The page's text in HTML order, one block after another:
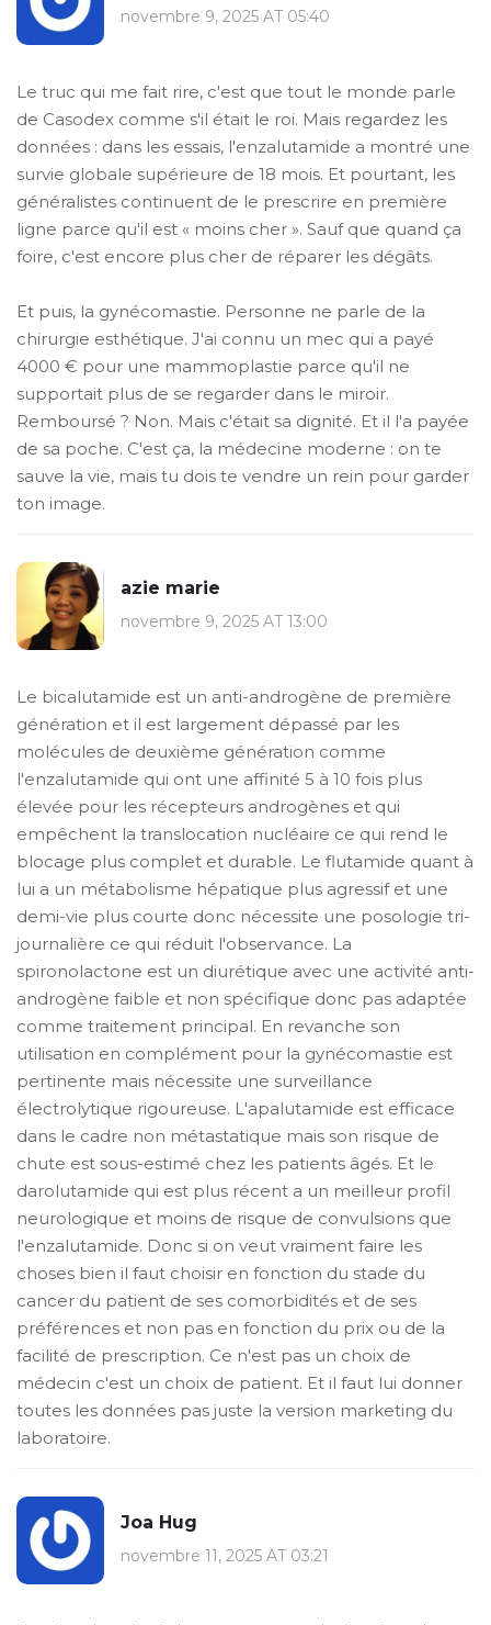
novembre 9, 2025 AT 05:40
Le truc qui me fait rire, c'est que tout le monde parle
de Casodex comme s'il était le roi. Mais regardez les
données : dans les essais, l'enzalutamide a montré une
survie globale supérieure de 18 mois. Et pourtant, les
généralistes continuent de le prescrire en première
ligne parce qu'il est « moins cher ». Sauf que quand ça
foire, c'est encore plus cher de réparer les dégâts.
Et puis, la gynécomastie. Personne ne parle de la
chirurgie esthétique. J'ai connu un mec qui a payé
4000 € pour une mammoplastie parce qu'il ne
supportait plus de se regarder dans le miroir.
Remboursé ? Non. Mais c'était sa dignité. Et il l'a payée
de sa poche. C'est ça, la médecine moderne : on te
sauve la vie, mais tu dois te vendre un rein pour garder
ton image.
azie marie
novembre 9, 2025 AT 13:00
Le bicalutamide est un anti-androgène de première
génération et il est largement dépassé par les
molécules de deuxième génération comme
l'enzalutamide qui ont une affinité 5 à 10 fois plus
élevée pour les récepteurs androgènes et qui
empêchent la translocation nucléaire ce qui rend le
blocage plus complet et durable. Le flutamide quant à
lui a un métabolisme hépatique plus agressif et une
demi-vie plus courte donc nécessite une posologie tri-
journalière ce qui réduit l'observance. La
spironolactone est un diurétique avec une activité anti-
androgène faible et non spécifique donc pas adaptée
comme traitement principal. En revanche son
utilisation en complément pour la gynécomastie est
pertinente mais nécessite une surveillance
électrolytique rigoureuse. L'apalutamide est efficace
dans le cadre non métastatique mais son risque de
chute est sous-estimé chez les patients âgés. Et le
darolutamide qui est plus récent a un meilleur profil
neurologique et moins de risque de convulsions que
l'enzalutamide. Donc si on veut vraiment faire les
choses bien il faut choisir en fonction du stade du
cancer du patient de ses comorbidités et de ses
préférences et non pas en fonction du prix ou de la
facilité de prescription. Ce n'est pas un choix de
médecin c'est un choix de patient. Et il faut lui donner
toutes les données pas juste la version marketing du
laboratoire.
Joa Hug
novembre 11, 2025 AT 03:21